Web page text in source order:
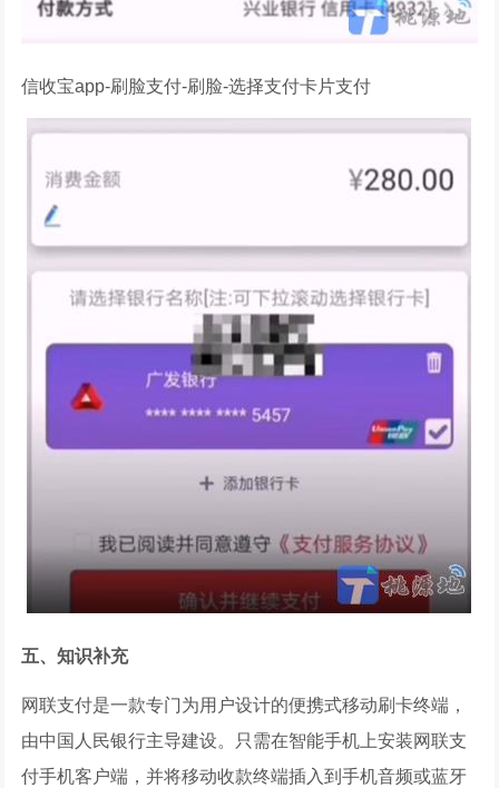
信收宝app-刷脸支付-刷脸-选择支付卡片支付
五、知识补充
网联支付是一款专门为用户设计的便携式移动刷卡终端，
由中国人民银行主导建设。只需在智能手机上安装网联支
付手机客户端，并将移动收款终端插入到手机音频或蓝牙